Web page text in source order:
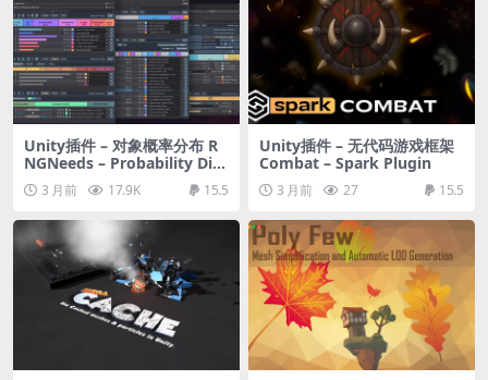
Unity插件 – 对象概率分布 R
NGNeeds – Probability Dist
ribution
3 月前 17.9K 15.5
Unity插件 – 无代码游戏框架
Combat – Spark Plugin
3 月前 27 15.5